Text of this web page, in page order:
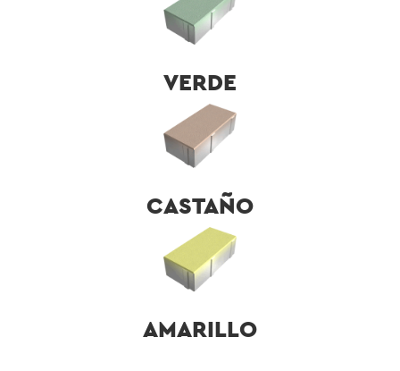
VERDE
CASTAÑO
AMARILLO